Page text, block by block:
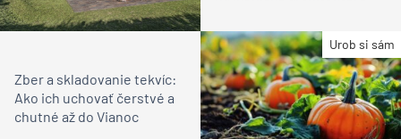
Urob si sám
Zber a skladovanie tekvíc:
Ako ich uchovať čerstvé a
chutné až do Vianoc